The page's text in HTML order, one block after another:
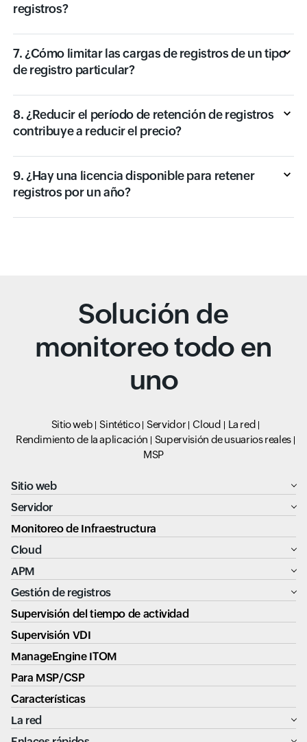
registros?
7. ¿Cómo limitar las cargas de registros de un tipo
de registro particular?
8. ¿Reducir el período de retención de registros
contribuye a reducir el precio?
9. ¿Hay una licencia disponible para retener
registros por un año?
Solución de
monitoreo todo en
uno
Sitio web Sintético Servidor Cloud
La red
Rendimiento de la aplicación
Supervisión de usuarios reales
MSP
Sitio web
Servidor
Monitoreo de Infraestructura
Cloud
APM
Gestión de registros
Supervisión del tiempo de actividad
Supervisión VDI
ManageEngine ITOM
Para MSP/CSP
Características
La red